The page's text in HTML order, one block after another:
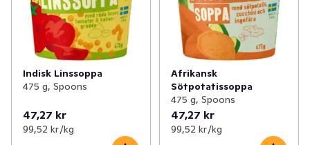
Indisk Linssoppa
475 g, Spoons
47,27 kr
99,52 kr /kg
Afrikansk
Sötpotatissoppa
475 g, Spoons
47,27 kr
99,52 kr /kg